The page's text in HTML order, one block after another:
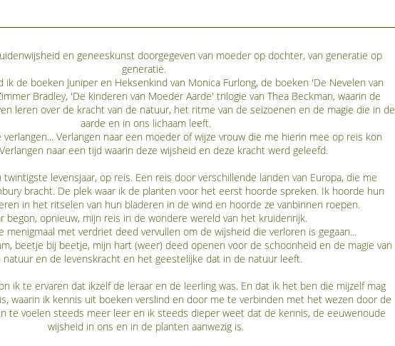
en geneeskunst doorgegeven van moeder op dochter, van generatie op
generatie.
ik de boeken Juniper en Heksenkind van Monica Furlong, de boeken 'De Nevelen van
Bradley, 'De kinderen van Moeder Aarde' trilogie van Thea Beckman, waarin de
leren over de kracht van de natuur, het ritme van de seizoenen en de magie die in de
aarde en in ons lichaam leeft.
Verlangen naar een moeder of wijze vrouw die me hierin mee op reis kon
naar een tijd waarin deze wijsheid en deze kracht werd geleefd.
twintigste levensjaar, op reis. Een reis door verschillende landen van Europa, die me
bracht. De plek waar ik de planten voor het eerst hoorde spreken. Ik hoorde hun
in het ritselen van hun bladeren in de wind en hoorde ze vanbinnen roepen.
begon, opnieuw, mijn reis in de wondere wereld van het kruidenrijk.
menigmaal met verdriet deed vervullen om de wijsheid die verloren is gegaan...
beetje bij beetje, mijn hart (weer) deed openen voor de schoonheid en de magie van
natuur en de levenskracht en het geestelijke dat in de natuur leeft.
ik te ervaren dat ikzelf de leraar en de leerling was. En dat ik het ben die mijzelf mag
waarin ik kennis uit boeken verslind en door me te verbinden met het wezen door de
te voelen steeds meer leer en ik steeds dieper weet dat de kennis, de eeuwenoude
wijsheid in ons en in de planten aanwezig is.